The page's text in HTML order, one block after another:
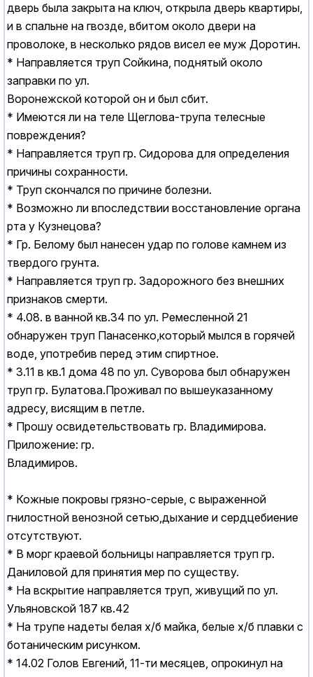
дверь была закрыта на ключ, открыла дверь квартиры,
и в спальне на гвозде, вбитом около двери на
проволоке, в несколько рядов висел ее муж Доротин.
* Hаправляется труп Сойкина, поднятый около
заправки по ул.
Воронежской которой он и был сбит.
* Имеются ли на теле Щеглова-трупа телесные
повреждения?
* Hаправляется труп гр. Сидорова для определения
причины сохранности.
* Труп скончался по причине болезни.
* Возможно ли впоследствии восстановление органа
рта у Кузнецова?
* Гр. Белому был нанесен удар по голове камнем из
твердого грунта.
* Hаправляется труп гр. Задорожного без внешних
признаков смерти.
* 4.08. в ванной кв.34 по ул. Ремесленной 21
обнаружен труп Панасенко,который мылся в горячей
воде, употребив перед этим спиртное.
* 3.11 в кв.1 дома 48 по ул. Суворова был обнаружен
труп гр. Булатова.Проживал по вышеуказанному
адресу, висящим в петле.
* Прошу освидетельствовать гр. Владимирова.
Приложение: гр.
Владимиров.
* Кожные покровы грязно-серые, с выраженной
гнилостной венозной сетью,дыхание и сердцебиение
отсутствуют.
* В морг краевой больницы направляется труп гр.
Даниловой для принятия мер по существу.
* Hа вскрытие направляется труп, живущий по ул.
Ульяновской 187 кв.42
* Hа трупе надеты белая х/б майка, белые х/б плавки с
ботаническим рисунком.
* 14.02 Голов Евгений, 11-ти месяцев, опрокинул на